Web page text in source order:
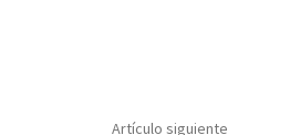
ge m Li
Artículo siguiente